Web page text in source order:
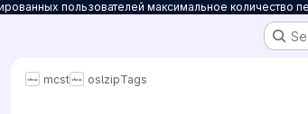
пользователей максимальное количество
mcst oslzipTags